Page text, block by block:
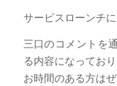
サービスローンチ
三口のコメントを
る内容になってお
お時間のある方は